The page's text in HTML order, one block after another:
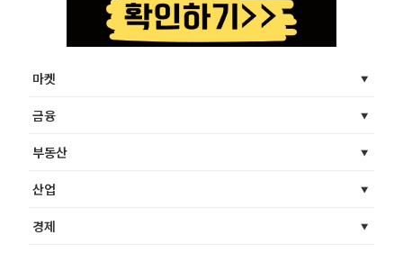
마켓
금융
부동산
산업
경제